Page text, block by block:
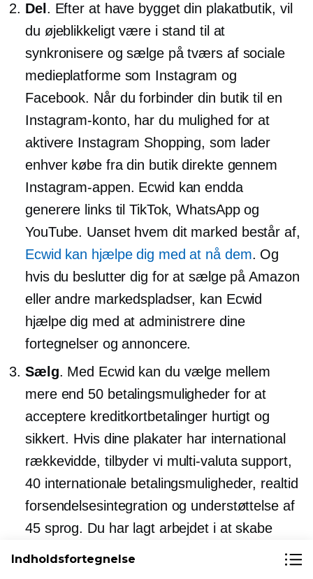
Del . Efter at have bygget din plakatbutik, vil
du øjeblikkeligt være i stand til at
synkronisere og sælge på tværs af sociale
medieplatforme som Instagram og
Facebook. Når du forbinder din butik til en
Instagram-konto, har du mulighed for at
aktivere Instagram Shopping, som lader
enhver købe fra din butik direkte gennem
Instagram-appen. Ecwid kan endda
generere links til TikTok, WhatsApp og
YouTube. Uanset hvem dit marked består af,
Ecwid kan hjælpe dig med at nå dem. Og
hvis du beslutter dig for at sælge på Amazon
eller andre markedspladser, kan Ecwid
hjælpe dig med at administrere dine
fortegnelser og annoncere.
Sælg. Med Ecwid kan du vælge mellem
mere end 50 betalingsmuligheder for at
acceptere kreditkortbetalinger hurtigt og
sikkert. Hvis dine plakater har international
rækkevidde, tilbyder vi multi-valutasupport,
40 internationale betalingsmuligheder, realtid
forsendelsesintegration og understøttelse af
45 sprog. Du har lagt arbejdet i at skabe
flotte designs, og vi vil gerne hjælpe dig med
Indholdsfortegnelse